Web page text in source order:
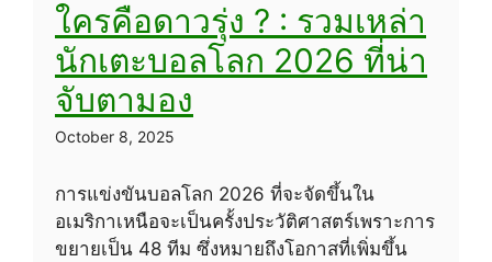
ใครคือดาวรุ่ง ? : รวมเหล่า
นักเตะบอลโลก 2026 ที่น่า
จับตามอง
October 8, 2025
การแข่งขันบอลโลก 2026 ที่จะจัดขึ้นใน
อเมริกาเหนือจะเป็นครั้งประวัติศาสตร์เพราะการ
ขยายเป็น 48 ทีม ซึ่งหมายถึงโอกาสที่เพิ่มขึ้น